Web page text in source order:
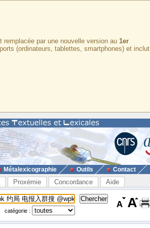
par une nouvelle version au 1er
(ordinateurs, tablettes, smartphones) et inclut
Métalexicographie Outils Contact
Proxémie Concordance Aide
catégorie :